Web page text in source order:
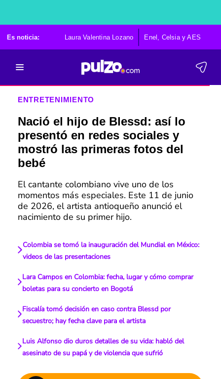
Es noticia: Laura Valentina Lozano Enel, Celsia y AES
ENTRETENIMIENTO
Nació el hijo de Blessd: así lo
presentó en redes sociales y
mostró las primeras fotos del
bebé
El cantante colombiano vive uno de los
momentos más especiales. Este 11 de junio
de 2026, el artista antioqueño anunció el
nacimiento de su primer hijo.
Colombia se tomó la inauguración del Mundial en México:
videos de las presentaciones
Lara Campos en Colombia: fecha, lugar y cómo comprar
boletas para su concierto en Bogotá
Fiscalía tomó decisión en caso contra Blessd por
secuestro; hay fecha clave para el artista
Luis Alfonso dio duros detalles de su vida: habló del
asesinato de su papá y de violencia que sufrió